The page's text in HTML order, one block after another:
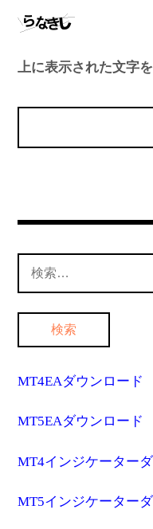
上に表示された文字
索:
MT4EAダウンロード
MT5EAダウンロード
MT4インジケーター
MT5インジケーター